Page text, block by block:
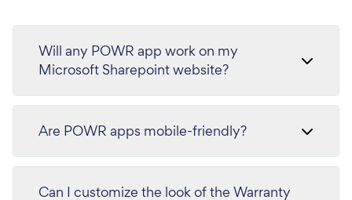
Will any POWR app work on my
Microsoft Sharepoint website?
Are POWR apps mobile-friendly?
Can I customize the look of the Warranty